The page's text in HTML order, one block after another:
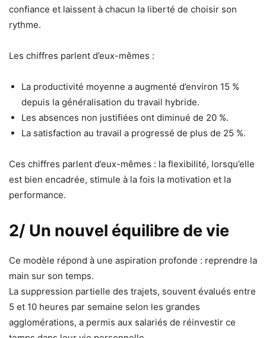
confiance et laissent à chacun la liberté de choisir son
rythme.
Les chiffres parlent d’eux-mêmes :
La productivité moyenne a augmenté d’environ 15 %
depuis la généralisation du travail hybride.
Les absences non justifiées ont diminué de 20 %.
La satisfaction au travail a progressé de plus de 25 %.
Ces chiffres parlent d’eux-mêmes : la flexibilité, lorsqu’elle
est bien encadrée, stimule à la fois la motivation et la
performance.
2/ Un nouvel équilibre de vie
Ce modèle répond à une aspiration profonde : reprendre la
main sur son temps.
La suppression partielle des trajets, souvent évalués entre
5 et 10 heures par semaine selon les grandes
agglomérations, a permis aux salariés de réinvestir ce